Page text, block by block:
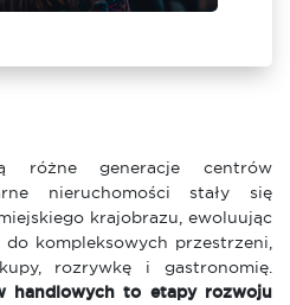
różne generacje centrów
nieruchomości stały się
krajobrazu, ewoluując
kompleksowych przestrzeni,
rozrywkę i gastronomię.
handlowych to etapy rozwoju